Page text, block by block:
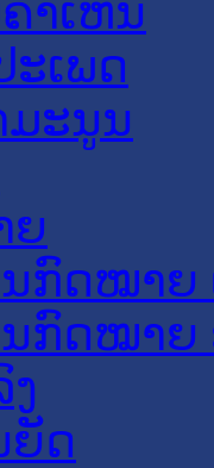
າເຫັນ
ະເພດ
ະນູນ
ຍ
ກົດໝາຍ
ກົດໝາຍ
ຍັດ